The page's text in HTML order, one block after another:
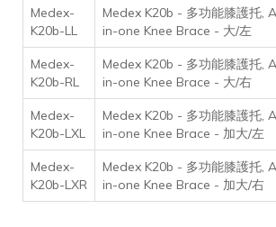
Medex-
K20b-LL
Medex K20b - 多功能膝護托,
in-one Knee Brace - 大/左
Medex-
K20b-RL
Medex K20b - 多功能膝護托,
in-one Knee Brace - 大/右
Medex-
K20b-LXL
Medex K20b - 多功能膝護托,
in-one Knee Brace - 加大/左
Medex-
K20b-LXR
Medex K20b - 多功能膝護托,
in-one Knee Brace - 加大/右